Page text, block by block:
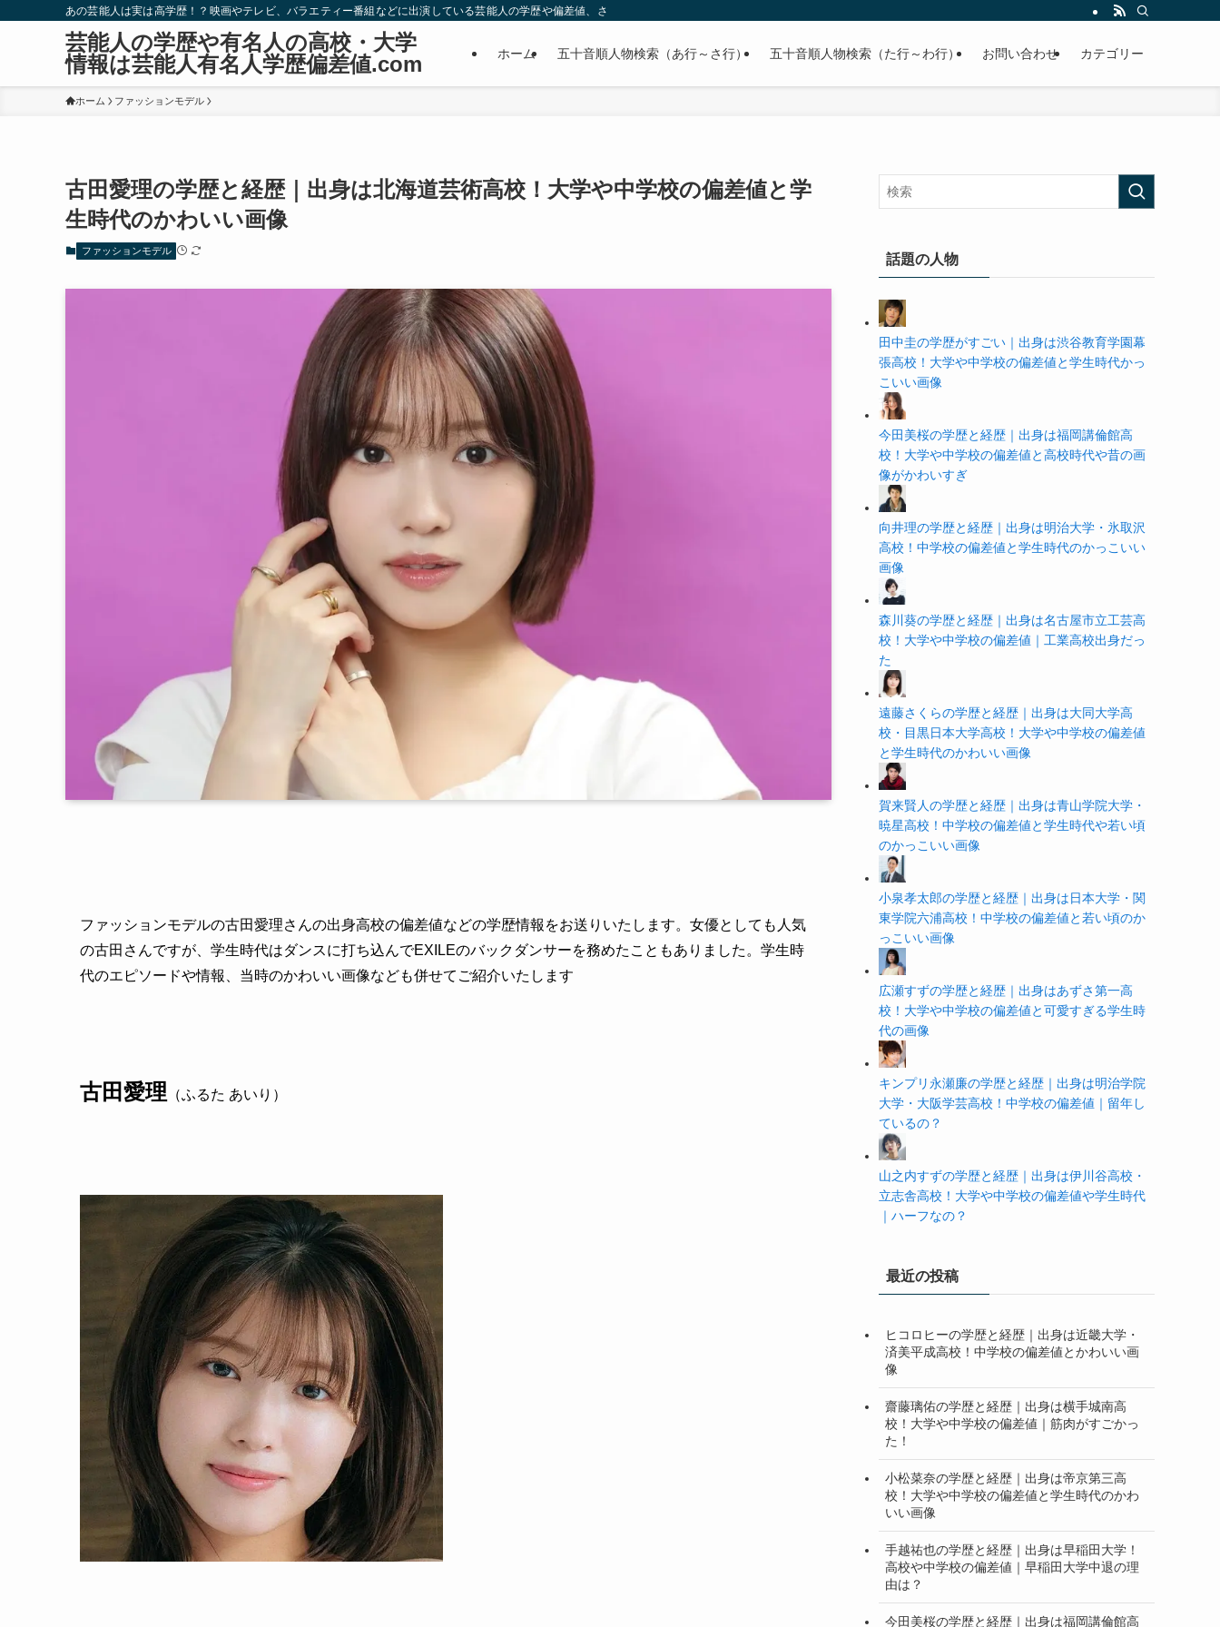
あの芸能人は実は高学歴！？映画やテレビ、バラエティー番組などに出演している芸能人の学歴や偏差値、さらに政治家やスポーツ選手などの有名人の学歴や高校・大学の偏差値まで紹介していきます。
芸能人の学歴や有名人の高校・大学
情報は芸能人有名人学歴偏差値.com
ホーム 五十音順人物検索（あ行～さ行） 五十音順人物検索（た行～わ行） お問い合わせ カテゴリー
ホーム ファッションモデル
古田愛理の学歴と経歴｜出身は北海道芸術高校！大学や中学校の偏差値と学
生時代のかわいい画像
ファッションモデル
ファッションモデルの古田愛理さんの出身高校の偏差値などの学歴情報をお送りいたします。女優としても人気
の古田さんですが、学生時代はダンスに打ち込んでEXILEのバックダンサーを務めたこともありました。学生時
代のエピソードや情報、当時のかわいい画像なども併せてご紹介いたします
古田愛理 （ふるた あいり）
話題の人物
田中圭の学歴がすごい｜出身は渋谷教育学園幕
張高校！大学や中学校の偏差値と学生時代かっ
こいい画像
今田美桜の学歴と経歴｜出身は福岡講倫館高
校！大学や中学校の偏差値と高校時代や昔の画
像がかわいすぎ
向井理の学歴と経歴｜出身は明治大学・氷取沢
高校！中学校の偏差値と学生時代のかっこいい
画像
森川葵の学歴と経歴｜出身は名古屋市立工芸高
校！大学や中学校の偏差値｜工業高校出身だっ
た
遠藤さくらの学歴と経歴｜出身は大同大学高
校・目黒日本大学高校！大学や中学校の偏差値
と学生時代のかわいい画像
賀来賢人の学歴と経歴｜出身は青山学院大学・
暁星高校！中学校の偏差値と学生時代や若い頃
のかっこいい画像
小泉孝太郎の学歴と経歴｜出身は日本大学・関
東学院六浦高校！中学校の偏差値と若い頃のか
っこいい画像
広瀬すずの学歴と経歴｜出身はあずさ第一高
校！大学や中学校の偏差値と可愛すぎる学生時
代の画像
キンプリ永瀬廉の学歴と経歴｜出身は明治学院
大学・大阪学芸高校！中学校の偏差値｜留年し
ているの？
山之内すずの学歴と経歴｜出身は伊川谷高校・
立志舎高校！大学や中学校の偏差値や学生時代
｜ハーフなの？
最近の投稿
ヒコロヒーの学歴と経歴｜出身は近畿大学・
済美平成高校！中学校の偏差値とかわいい画
像
齋藤璃佑の学歴と経歴｜出身は横手城南高
校！大学や中学校の偏差値｜筋肉がすごかっ
た！
小松菜奈の学歴と経歴｜出身は帝京第三高
校！大学や中学校の偏差値と学生時代のかわ
いい画像
手越祐也の学歴と経歴｜出身は早稲田大学！
高校や中学校の偏差値｜早稲田大学中退の理
由は？
今田美桜の学歴と経歴｜出身は福岡講倫館高